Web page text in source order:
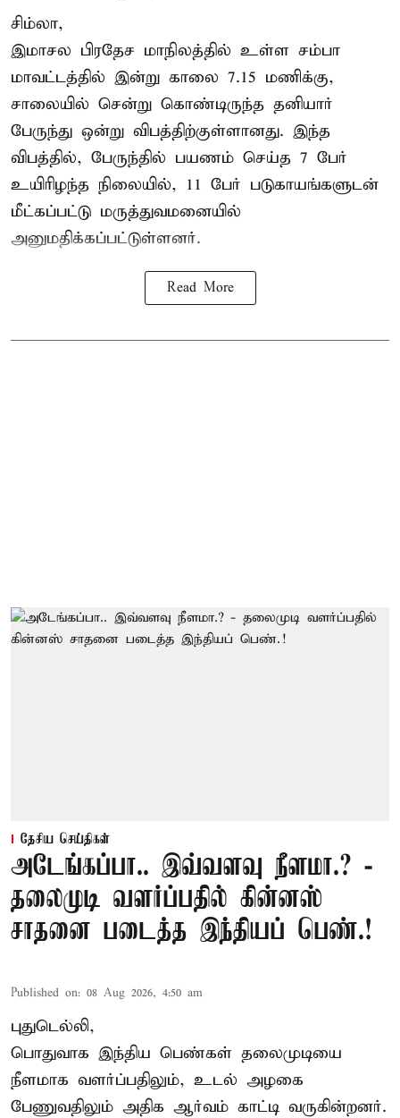
சிம்லா,
இமாசல பிரதேச மாநிலத்தில் உள்ள சம்பா
மாவட்டத்தில் இன்று காலை 7.15 மணிக்கு,
சாலையில் சென்று கொண்டிருந்த தனியார்
பேருந்து ஒன்று விபத்திற்குள்ளானது. இந்த
விபத்தில், பேருந்தில் பயணம் செய்த 7 பேர்
உயிரிழந்த நிலையில், 11 பேர் படுகாயங்களுடன்
மீட்கப்பட்டு மருத்துவமனையில்
அனுமதிக்கப்பட்டுள்ளனர்.
Read More
தேசிய செய்திகள்
அடேங்கப்பா.. இவ்வளவு நீளமா.? -
தலைமுடி வளர்ப்பதில் கின்னஸ்
சாதனை படைத்த இந்தியப் பெண்.!
Published on: 08 Aug 2026, 4:50 am
புதுடெல்லி,
பொதுவாக இந்திய பெண்கள் தலைமுடியை
நீளமாக வளர்ப்பதிலும், உடல் அழகை
பேணுவதிலும் அதிக ஆர்வம் காட்டி வருகின்றனர்.